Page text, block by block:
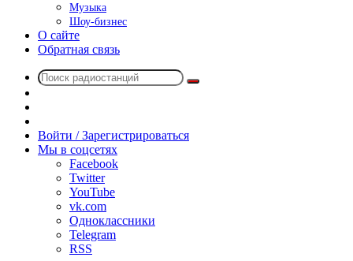
Музыка
Шоу-бизнес
О сайте
Обратная связь
Поиск
радио
Войти / Зарегистрироваться
Мы в соцсетях
Facebook
Twitter
YouTube
vk.com
Одноклассники
Telegram
RSS